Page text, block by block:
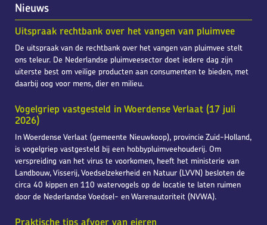
Nieuws
Uitspraak rechtbank over het vangen van pluimvee
De uitspraak van de rechtbank over het vangen van pluimvee stelt
ons teleur. De Nederlandse pluimveesector doet iedere dag zijn
uiterste best om veilige producten aan consumenten te bieden, met
daarbij oog voor mens, dier en milieu.
Vogelgriep vastgesteld in Woerdense Verlaat (17 juli
2026)
In Woerdense Verlaat (gemeente Nieuwkoop), provincie Zuid-Holland,
is vogelgriep vastgesteld bij een hobbypluimveehouderij. Om
verspreiding van het virus te voorkomen, heeft het ministerie van
Landbouw, Visserij, Voedselzekerheid en Natuur (LVVN) besloten de
circa 40 kippen en 110 watervogels op de locatie te laten ruimen
door de Nederlandse Voedsel- en Warenautoriteit (NVWA).
Praktische tips afvoer van eieren